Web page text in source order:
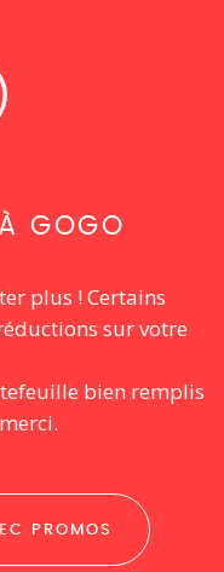
À GOGO
plus ! Certains
sur votre
bien remplis
PROMOS